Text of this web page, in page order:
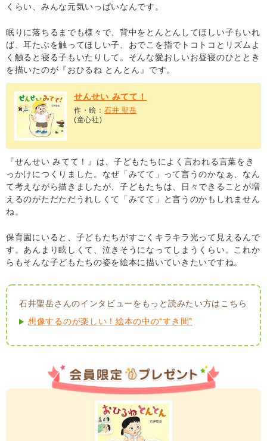
くらい、みんな元気いっぱいなんです。
眠りに落ちるまでも様々で、背中をとんとんしてほしい子もいれ
ば、耳たぶを触ってほしい子、おでこを指でトコトコとリズムよ
く触ると寝る子もいたりして。そんな愛おしいお昼寝のひととき
を描いたのが『おひるね とんとん』です。
せんせい みてて！
作・絵： 石井 聖岳
(童心社)
『せんせい みてて！』は、子どもたちによく言われる言葉をき
っかけにつくりました。なぜ「みてて」って言うのかなぁ、なん
て考えながら描きましたが、子どもたちは、日々できることが増
えるのがただただうれしくて「みてて」と言うのかもしれません
ね。
保育園にいると、子どもたちがすごくキラキラ光って見えるんで
す。あんまり眩しくて、泣きそうになってしまうくらい。これか
らもそんな子どもたちの姿を絵本に描いていきたいですね。
石井聖岳さんのインタビューをもっと読みたい方はこちら
想像するのが楽しい！絵本の中の“すき間”